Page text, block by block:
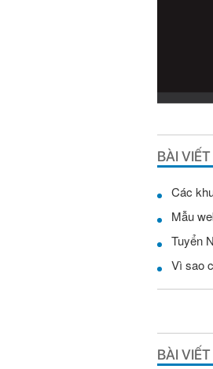
BÀI
Các
Mẫu
Vì sao
BÀI